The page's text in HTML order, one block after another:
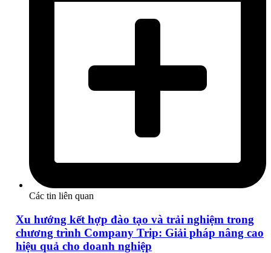
Các tin liên quan
Xu hướng kết hợp đào tạo và trải nghiệm trong
chương trình Company Trip: Giải pháp nâng cao
hiệu quả cho doanh nghiệp